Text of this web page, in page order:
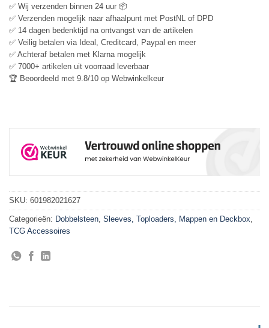
✅ Wij verzenden binnen 24 uur 📦
✅ Verzenden mogelijk naar afhaalpunt met PostNL of DPD
✅ 14 dagen bedenktijd na ontvangst van de artikelen
✅ Veilig betalen via Ideal, Creditcard, Paypal en meer
✅ Achteraf betalen met Klarna mogelijk
✅ 7000+ artikelen uit voorraad leverbaar
🏆 Beoordeeld met 9.8/10 op Webwinkelkeur
SKU: 601982021627
Categorieën: Dobbelsteen, Sleeves, Toploaders, Mappen en Deckbox,
TCG Accessoires